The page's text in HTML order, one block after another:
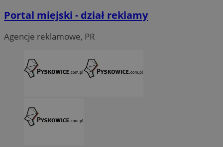
Portal miejski - dział reklamy
Agencje reklamowe, PR